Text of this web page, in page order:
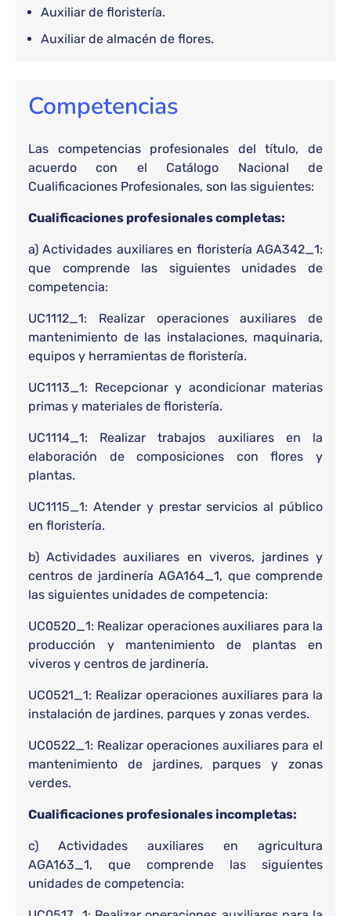
Auxiliar de floristería.
Auxiliar de almacén de flores.
Competencias
Las competencias profesionales del título, de
acuerdo con el Catálogo Nacional de
Cualificaciones Profesionales, son las siguientes:
Cualificaciones profesionales completas:
a) Actividades auxiliares en floristería AGA342_1:
que comprende las siguientes unidades de
competencia:
UC1112_1: Realizar operaciones auxiliares de
mantenimiento de las instalaciones, maquinaria,
equipos y herramientas de floristería.
UC1113_1: Recepcionar y acondicionar materias
primas y materiales de floristería.
UC1114_1: Realizar trabajos auxiliares en la
elaboración de composiciones con flores y
plantas.
UC1115_1: Atender y prestar servicios al público
en floristería.
b) Actividades auxiliares en viveros, jardines y
centros de jardinería AGA164_1, que comprende
las siguientes unidades de competencia:
UC0520_1: Realizar operaciones auxiliares para la
producción y mantenimiento de plantas en
viveros y centros de jardinería.
UC0521_1: Realizar operaciones auxiliares para la
instalación de jardines, parques y zonas verdes.
UC0522_1: Realizar operaciones auxiliares para el
mantenimiento de jardines, parques y zonas
verdes.
Cualificaciones profesionales incompletas:
c) Actividades auxiliares en agricultura
AGA163_1, que comprende las siguientes
unidades de competencia: